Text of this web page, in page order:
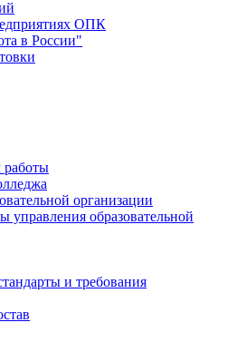
ОПК
в России"
организации
управления образовательной
и требования